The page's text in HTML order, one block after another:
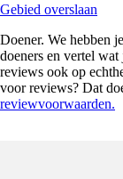
Gebied overslaan
Doener. We hebben
doeners en vertel
reviews ook op
voor reviews? Dat
reviewvoorwaarden.